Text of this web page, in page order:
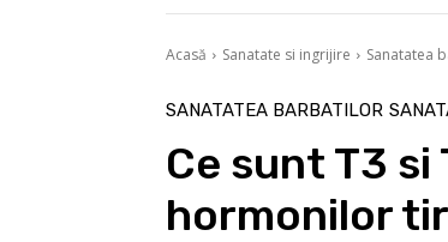
Acasă Sanatate si ingrijire Sanatatea
SANATATEA BARBATILOR
Ce sunt T3 si
hormonilor